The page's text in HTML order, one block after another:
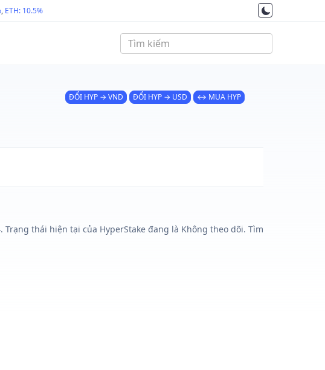
, ETH: 10.5%
ĐỔI HYP → VND ĐỔI HYP → USD ↔ MUA HYP
thái hiện tại của HyperStake đang là Không theo dõi. Tìm